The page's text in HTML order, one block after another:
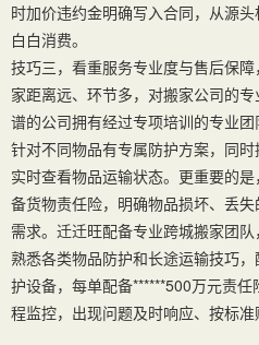
时加价违约金明确写入合同，从源
白白消费。
技巧三，看重服务专业度与售后保
家距离远、环节多，对搬家公司的
谱的公司拥有经过专项培训的专业团
针对不同物品有专属防护方案，同
实时查看物品运输状态。更重要的
备货物责任险，明确物品损坏、丢
需求。迁迁旺配备专业跨城搬家团队
熟悉各类物品防护和长途运输技巧
护设备，每单配备******500万元责
程监控，出现问题及时响应、按标